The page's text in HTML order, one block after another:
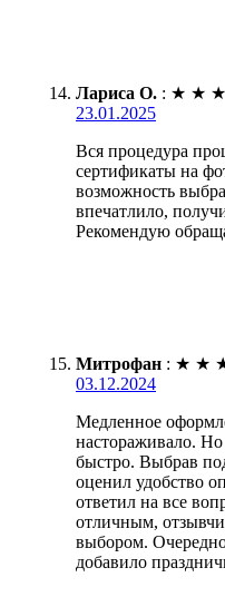
Лариса О. : ★ ★ ★
23.01.2025
Вся процедура
сертификаты на
возможность
впечатлило,
Рекомендую
Митрофан : ★ ★
03.12.2024
Медленное
настораживало.
быстро. Выбрав
оценил удобство
ответил на все
отличным,
выбором.
добавило